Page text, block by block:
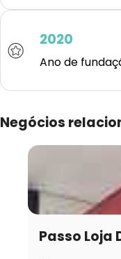
2020
Ano de
Negócios
Passo Loja